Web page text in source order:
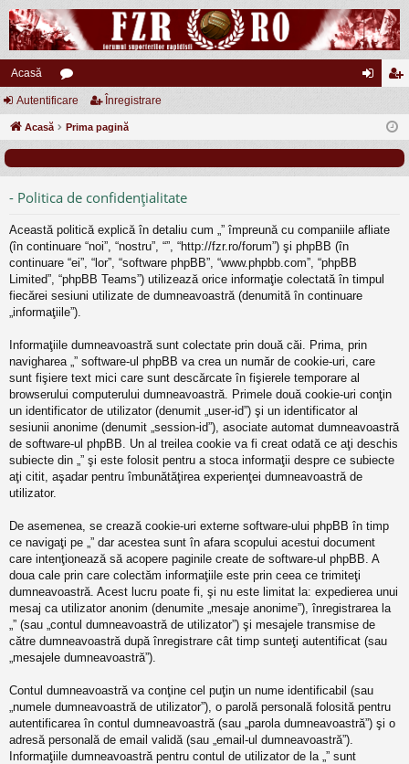
Acasă
or
u eg
Autentificare Înregistrare
Acasă Prima pagină
- Politica de confidenţialitate
Această politică explică în detaliu cum „” împreună cu companiile afliate
(în continuare “noi”, “nostru”, “”, “http://fzr.ro/forum”) şi phpBB (în
continuare “ei”, “lor”, “software phpBB”, “www.phpbb.com”, “phpBB
Limited”, “phpBB Teams”) utilizează orice informaţie colectată în timpul
fiecărei sesiuni utilizate de dumneavoastră (denumită în continuare
„informaţiile”).
Informaţiile dumneavoastră sunt colectate prin două căi. Prima, prin
navigharea „” software-ul phpBB va crea un număr de cookie-uri, care
sunt fişiere text mici care sunt descărcate în fişierele temporare al
browserului computerului dumneavoastră. Primele două cookie-uri conţin
un identificator de utilizator (denumit „user-id”) şi un identificator al
sesiunii anonime (denumit „session-id”), asociate automat dumneavoastră
de software-ul phpBB. Un al treilea cookie va fi creat odată ce aţi deschis
subiecte din „” şi este folosit pentru a stoca informaţii despre ce subiecte
aţi citit, aşadar pentru îmbunătăţirea experienţei dumneavoastră de
utilizator.
De asemenea, se crează cookie-uri externe software-ului phpBB în timp
ce navigaţi pe „” dar acestea sunt în afara scopului acestui document
care intenţionează să acopere paginile create de software-ul phpBB. A
doua cale prin care colectăm informaţiile este prin ceea ce trimiteţi
dumneavoastră. Acest lucru poate fi, şi nu este limitat la: expedierea unui
mesaj ca utilizator anonim (denumite „mesaje anonime”), înregistrarea la
„” (sau „contul dumneavoastră de utilizator”) şi mesajele transmise de
către dumneavoastră după înregistrare cât timp sunteţi autentificat (sau
„mesajele dumneavoastră”).
Contul dumneavoastră va conţine cel puţin un nume identificabil (sau
„numele dumneavoastră de utilizator”), o parolă personală folosită pentru
autentificarea în contul dumneavoastră (sau „parola dumneavoastră”) şi o
adresă personală de email validă (sau „email-ul dumneavoastră”).
Informaţiile dumneavoastră pentru contul de utilizator de la „” sunt